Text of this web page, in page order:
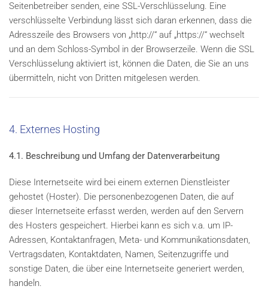
Seitenbetreiber senden, eine SSL-Verschlüsselung. Eine
verschlüsselte Verbindung lässt sich daran erkennen, dass die
Adresszeile des Browsers von „http://“ auf „https://“ wechselt
und an dem Schloss-Symbol in der Browserzeile. Wenn die SSL
Verschlüsselung aktiviert ist, können die Daten, die Sie an uns
übermitteln, nicht von Dritten mitgelesen werden.
4. Externes Hosting
4.1. Beschreibung und Umfang der Datenverarbeitung
Diese Internetseite wird bei einem externen Dienstleister
gehostet (Hoster). Die personenbezogenen Daten, die auf
dieser Internetseite erfasst werden, werden auf den Servern
des Hosters gespeichert. Hierbei kann es sich v.a. um IP-
Adressen, Kontaktanfragen, Meta- und Kommunikationsdaten,
Vertragsdaten, Kontaktdaten, Namen, Seitenzugriffe und
sonstige Daten, die über eine Internetseite generiert werden,
handeln.